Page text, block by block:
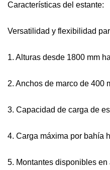
Características del estante:
Versatilidad y flexibilidad
1. Alturas desde 1800 mm
2. Anchos de marco de 400
3. Capacidad de carga de
4. Carga máxima por bahía
5. Montantes disponibles